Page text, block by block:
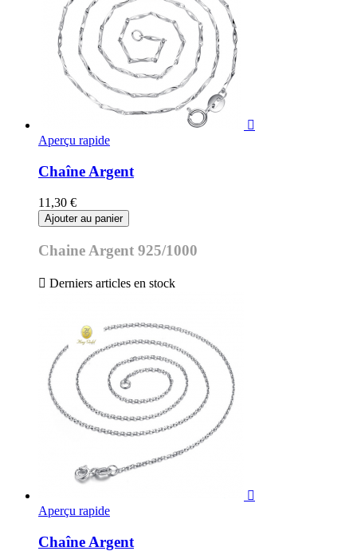

Aperçu rapide
Chaîne Argent
11,30 €
Ajouter au panier
Chaine Argent 925/1000
 Derniers articles en stock

Aperçu rapide
Chaîne Argent